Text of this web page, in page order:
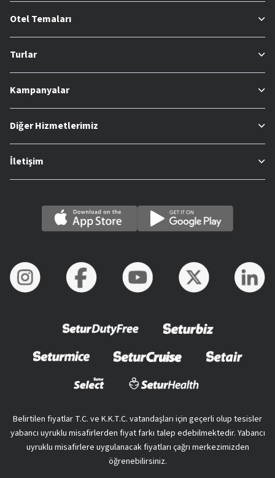
Otel Temaları
Turlar
Kampanyalar
Diğer Hizmetlerimiz
İletişim
Belirtilen fiyatlar T.C. ve K.K.T.C. vatandaşları için geçerli olup tesisler
yabancı uyruklu misafirlerden fiyat farkı talep edebilmektedir. Yabancı
uyruklu misafirlere uygulanacak fiyatları çağrı merkezimizden
öğrenebilirsiniz.